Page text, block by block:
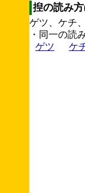
揑の読み
ゲツ、ケチ
・同一の読
ゲツ
ケ